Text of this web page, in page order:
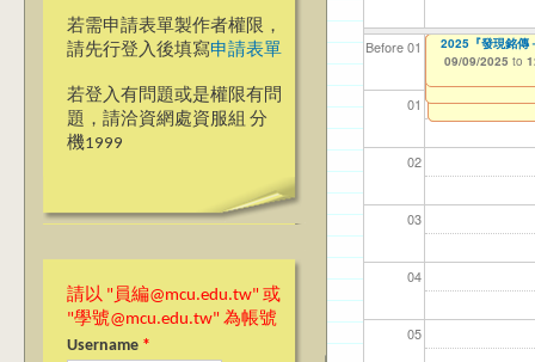
若需申請表單製作者權限，
請先行登入後填寫申請表單
若登入有問題或是權限有問
題，請洽資網處資服組 分
機1999
請以 "員編@mcu.edu.tw" 或
"學號@mcu.edu.tw" 為帳號
Username *
Before 01
01
02
03
04
05
【資網處】
整合系統～表單
我愛銘傳我愛養
校區)
【財務處】工讀
11/12/2021 to
【財務處】漏打
錄
114
04/
114
02/
114
03/
【學
07/
114
09/
商品
11/
教務
11/
114
02/
【教學暨學習資
09/01/2025 to
【教學暨學習資
Speech on Oct
【教學暨學習資
Learning
2025『發現銘傳
09/09/2025 to